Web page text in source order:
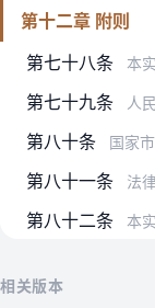
第十二章 附则
第七十八条
本实
第七十九条 人民法院
第八十条 国家市场监督
第八十一条 法律
第八十二条 本实施细则
相关版本